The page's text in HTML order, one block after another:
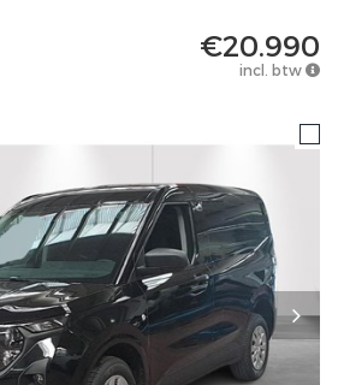
€20.990
incl. btw